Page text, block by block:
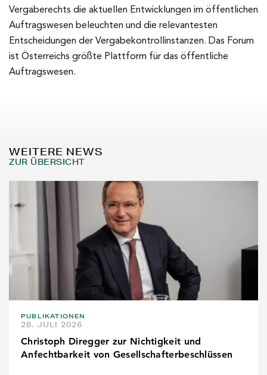
Vergaberechts die aktuellen Entwicklungen im öffentlichen
Auftragswesen beleuchten und die relevantesten
Entscheidungen der Vergabekontrollinstanzen. Das Forum
ist Österreichs größte Plattform für das öffentliche
Auftragswesen.
WEITERE NEWS
ZUR ÜBERSICHT
PUBLIKATIONEN
28. JULI 2026
Christoph Diregger zur Nichtigkeit und
Anfechtbarkeit von Gesellschafterbeschlüssen